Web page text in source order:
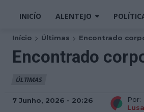
INICÍO ALENTEJO
Início Últimas Encontrado
Encontrado
ÚLTIMAS
7 Junho, 2026 - 20:26
Por:
Lusa